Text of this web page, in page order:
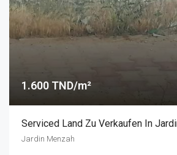
1.600 TND/m²
Serviced Land Zu Verkaufen In
Jardin Menzah